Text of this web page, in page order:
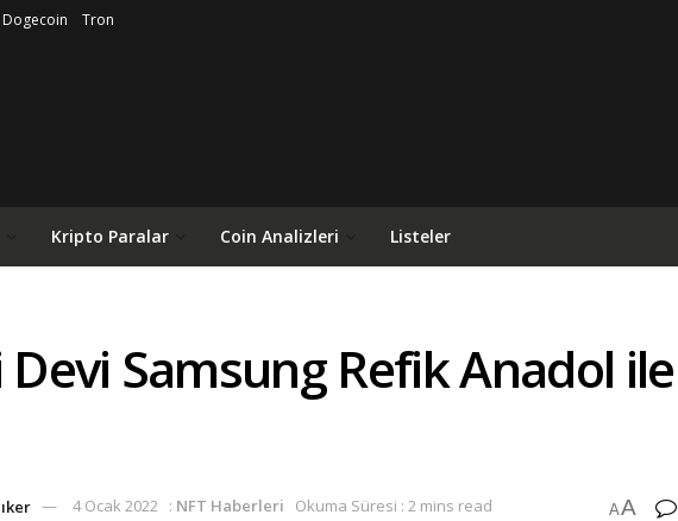
Dogecoin Tron
Kripto Paralar Coin Analizleri Listeler
Samsung Refik Anadol ile
4 Ocak 2022 : NFT Haberleri Okuma Süresi : 2 mins read AA